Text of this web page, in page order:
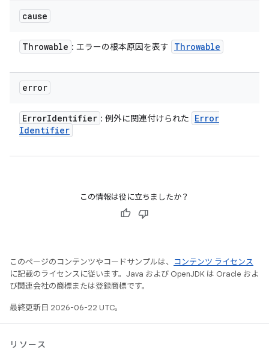
cause
Throwable : エラーの根本原因を表す Throwable
error
ErrorIdentifier : 例外に関連付けられた
Error
Identifier
この情報は役に立ちましたか？
このページのコンテンツやコードサンプルは、
コンテンツ ライセンス
に記載のライセンスに従います。Java および OpenJDK は Oracle およ
び関連会社の商標または登録商標です。
最終更新日 2026-06-22 UTC。
リソース